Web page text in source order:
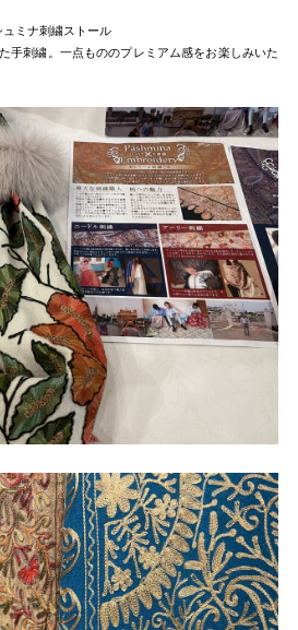
ュミナ刺繍ストール
手刺繍。一点もののプレミアム感をお楽しみいた